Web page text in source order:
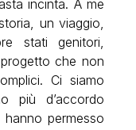
incinta. A me
un viaggio,
stati genitori,
che non
Ci siamo
più d’accordo
permesso